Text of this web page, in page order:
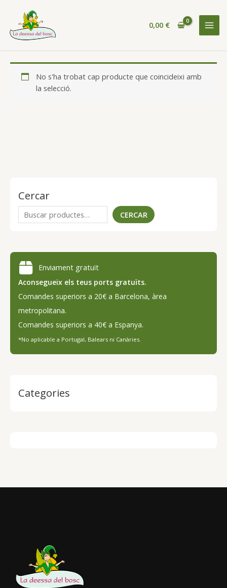
contingut
0,00 €
Cercar
a
CERCAR
Enviament gratuït
Aconsegueix els teus ports gratuïts.
Comandes superiors a 20€ a Barcelona, ​​àrea
metropolitana.
Comandes superiors a 40€ a Espanya.
*No aplicable a Portugal, Balears ni Canàries.
Categories
No s'ha trobat cap producte que coincideixi amb
la selecció.